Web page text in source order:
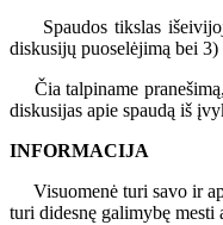
Spaudos tikslas
diskusijų puoselėjimą bei
Čia talpiname
diskusijas apie spaudą iš
INFORMACIJA
Visuomenė turi savo ir
turi didesnę galimybę